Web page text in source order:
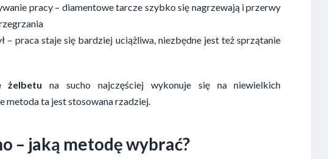
pracy – diamentowe tarcze szybko się nagrzewają i przerwy
– praca staje się bardziej uciążliwa, niezbędne jest też sprzątanie
żelbetu na sucho najczęściej wykonuje się na niewielkich
metoda ta jest stosowana rzadziej.
– jaką metodę wybrać?